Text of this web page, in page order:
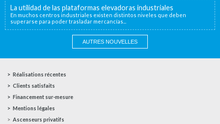
La utilidad de las plataformas elevadoras industriales
En muchos centros industriales existen distintos niveles que deben
superarse para poder trasladar mercancías...
AUTRES NOUVELLES
Réalisations récentes
Clients satisfaits
Financement sur-mesure
Mentions légales
Ascenseurs privatifs